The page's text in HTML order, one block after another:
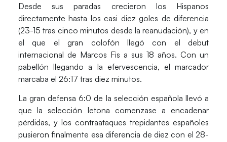
Desde sus paradas crecieron los Hispanos
directamente hasta los casi diez goles de diferencia
(23-15 tras cinco minutos desde la reanudación), y en
el que el gran colofón llegó con el debut
internacional de Marcos Fis a sus 18 años. Con un
pabellón llegando a la efervescencia, el marcador
marcaba el 26:17 tras diez minutos.
La gran defensa 6:0 de la selección española llevó a
que la selección letona comenzase a encadenar
pérdidas, y los contraataques trepidantes españoles
pusieron finalmente esa diferencia de diez con el 28-